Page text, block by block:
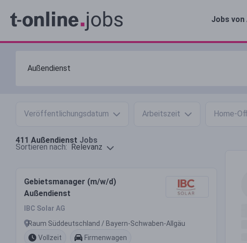
Jobs von
Veröffentlichungsdatum Arbeitszeit Home-
411 Außendienst Jobs
Sortieren nach: Relevanz
Gebietsmanager (m/w/d)
Außendienst
IBC Solar AG
Raum Süddeutschland / Bayern-Schwaben-Allgäu
Vollzeit
Firmenwagen